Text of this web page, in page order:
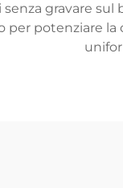
gravare
per potenziare